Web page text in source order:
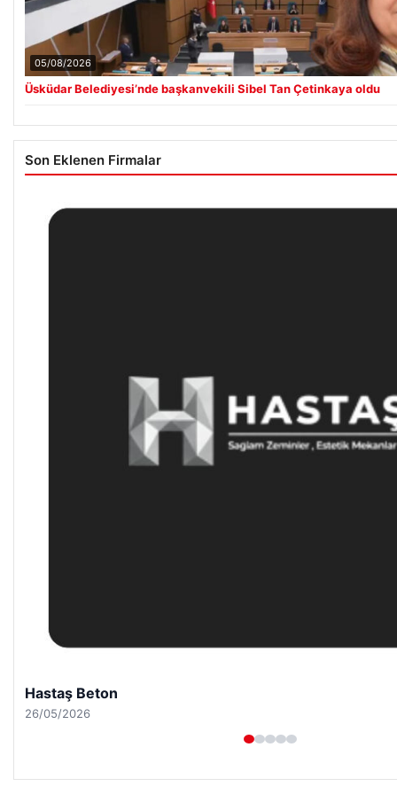
05/08/2026
Üsküdar Belediyesi’nde başkanvekili Sibel Tan Çetinkaya oldu
Son Eklenen Firmalar
Enes Kaplan Avukatlık Bürosu
28/04/2026